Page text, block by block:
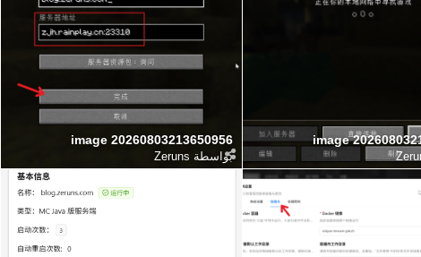
image 20260803213650956
بواسطة Zeruns
image